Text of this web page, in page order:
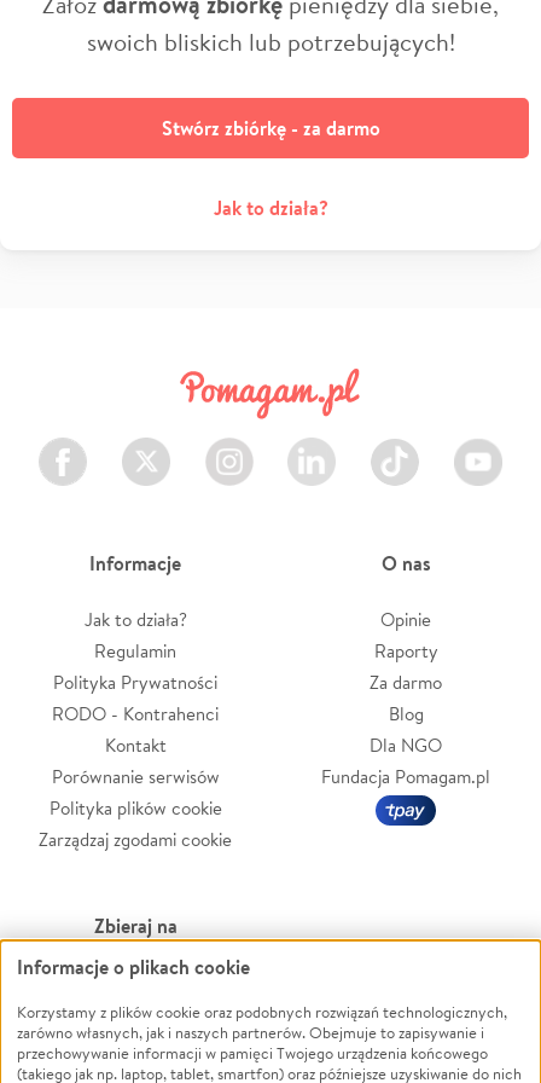
swoich bliskich lub potrzebujących!
Stwórz zbiórkę - za darmo
Jak to działa?
Facebook Twitter Instagram LinkedIn TikTok Youtube
Informacje
Jak to działa?
Regulamin
Polityka Prywatności
RODO - Kontrahenci
Kontakt
Porównanie serwisów
Polityka plików cookie
Zarządzaj zgodami cookie
O nas
Opinie
Raporty
Za darmo
Blog
Dla NGO
Fundacja Pomagam.pl
Zbieraj na
Leczenie
Zwierzęta
Pożar
Ukraina
Powódź
Wichura
NGO
Informacje o plikach cookie
Korzystamy z plików cookie oraz podobnych rozwiązań technologicznych,
zarówno własnych, jak i naszych partnerów. Obejmuje to zapisywanie i
przechowywanie informacji w pamięci Twojego urządzenia końcowego
(takiego jak np. laptop, tablet, smartfon) oraz późniejsze uzyskiwanie do nich